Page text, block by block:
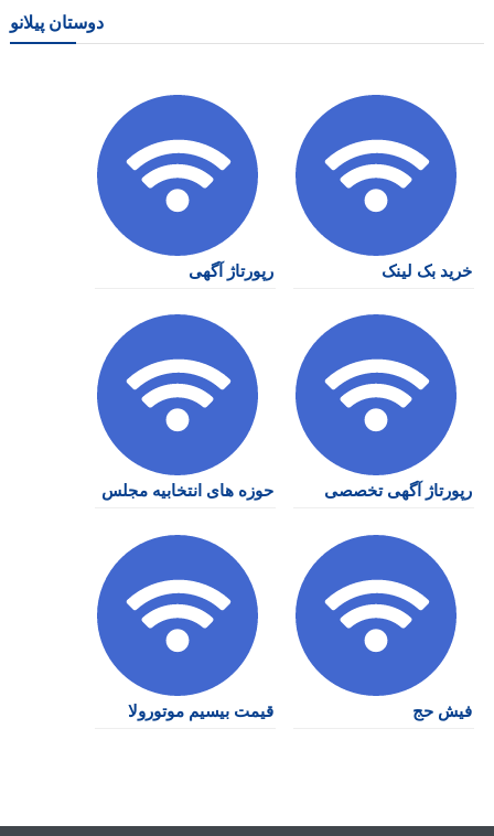
دوستان پیلانو
خرید بک لینک رپورتاژ آگهی
رپورتاژ آگهی تخصصی حوزه های انتخابیه مجلس
فیش حج قیمت بیسیم موتورولا